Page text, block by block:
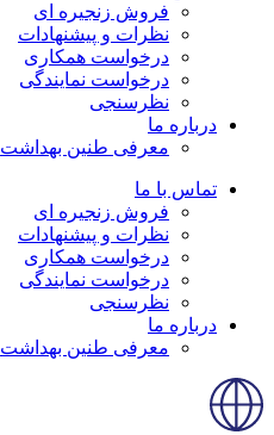
فروش زنجیره ای
نظرات و پیشنهادات
درخواست همکاری
درخواست نمایندگی
نظرسنجی
درباره ما
معرفی طنین بهداشت
تماس با ما
فروش زنجیره ای
نظرات و پیشنهادات
درخواست همکاری
درخواست نمایندگی
نظرسنجی
درباره ما
معرفی طنین بهداشت